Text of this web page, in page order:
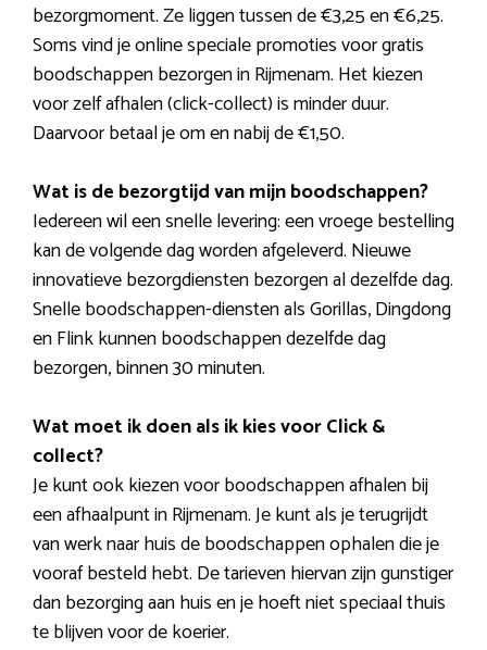
bezorgmoment. Ze liggen tussen de €3,25 en €6,25.
Soms vind je online speciale promoties voor gratis
boodschappen bezorgen in Rijmenam. Het kiezen
voor zelf afhalen (click-collect) is minder duur.
Daarvoor betaal je om en nabij de €1,50.
Wat is de bezorgtijd van mijn boodschappen?
Iedereen wil een snelle levering: een vroege bestelling
kan de volgende dag worden afgeleverd. Nieuwe
innovatieve bezorgdiensten bezorgen al dezelfde dag.
Snelle boodschappen-diensten als Gorillas, Dingdong
en Flink kunnen boodschappen dezelfde dag
bezorgen, binnen 30 minuten.
Wat moet ik doen als ik kies voor Click &
collect?
Je kunt ook kiezen voor boodschappen afhalen bij
een afhaalpunt in Rijmenam. Je kunt als je terugrijdt
van werk naar huis de boodschappen ophalen die je
vooraf besteld hebt. De tarieven hiervan zijn gunstiger
dan bezorging aan huis en je hoeft niet speciaal thuis
te blijven voor de koerier.